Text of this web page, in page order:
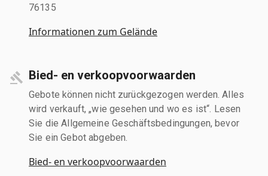
76135
Informationen zum Gelände
Bied- en verkoopvoorwaarden
Gebote können nicht zurückgezogen werden. Alles
wird verkauft, „wie gesehen und wo es ist“. Lesen
Sie die Allgemeine Geschäftsbedingungen, bevor
Sie ein Gebot abgeben.
Bied- en verkoopvoorwaarden